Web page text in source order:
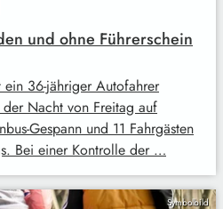
und ohne Führerschein
36-jähriger Autofahrer
Nacht von Freitag auf
Gespann und 11 Fahrgästen
Bei einer Kontrolle der …
Symbolbild